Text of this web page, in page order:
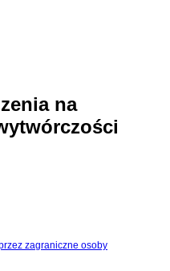
na
zagraniczne osoby